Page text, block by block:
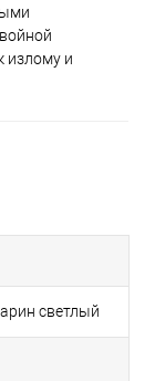
излому и
светлый